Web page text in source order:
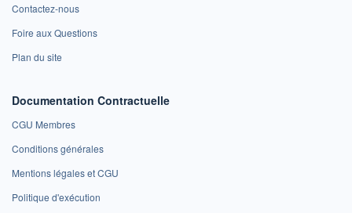
Contactez-nous
Foire aux Questions
Plan du site
Documentation Contractuelle
CGU Membres
Conditions générales
Mentions légales et CGU
Politique d'exécution